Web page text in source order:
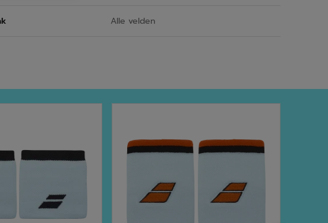
Alle velden